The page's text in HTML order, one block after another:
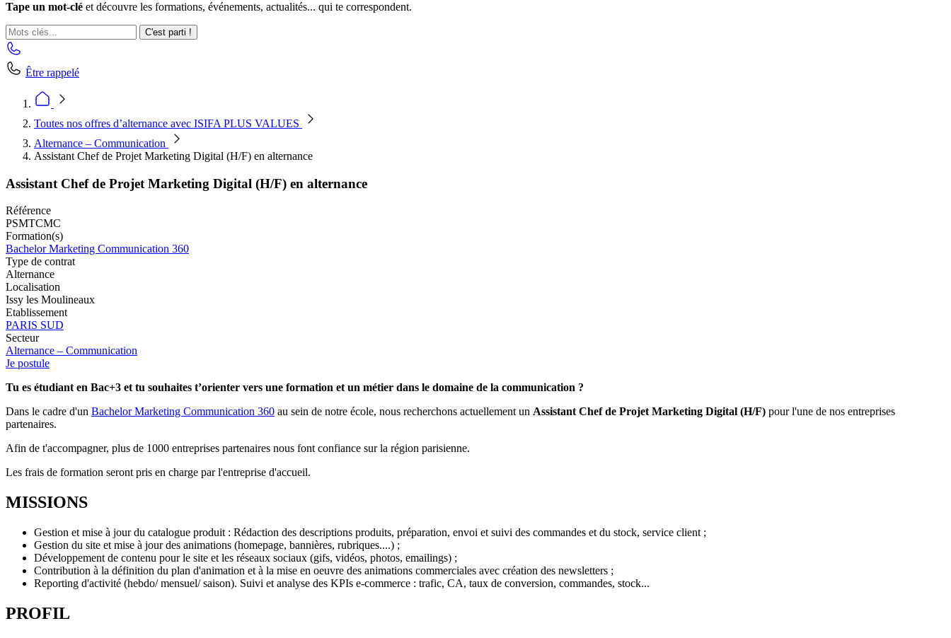
Tape un mot-clé et découvre les formations, événements, actualités... qui te correspondent.
C'est parti !
Être rappelé
Toutes nos offres d’alternance avec ISIFA PLUS VALUES
Alternance – Communication
Assistant Chef de Projet Marketing Digital (H/F) en alternance
Assistant Chef de Projet Marketing Digital (H/F) en alternance
Référence
PSMTCMC
Formation(s)
Bachelor Marketing Communication 360
Type de contrat
Alternance
Localisation
Issy les Moulineaux
Etablissement
PARIS SUD
Secteur
Alternance – Communication
Je postule
Tu es étudiant en Bac+3 et tu souhaites t’orienter vers une formation et un métier dans le domaine de la communication ?
Dans le cadre d'un Bachelor Marketing Communication 360 au sein de notre école, nous recherchons actuellement un Assistant Chef de Projet Marketing Digital (H/F) pour l'une de nos entreprises
partenaires.
Afin de t'accompagner, plus de 1000 entreprises partenaires nous font confiance sur la région parisienne.
Les frais de formation seront pris en charge par l'entreprise d'accueil.
MISSIONS
Gestion et mise à jour du catalogue produit : Rédaction des descriptions produits, préparation, envoi et suivi des commandes et du stock, service client ;
Gestion du site et mise à jour des animations (homepage, bannières, rubriques....) ;
Développement de contenu pour le site et les réseaux sociaux (gifs, vidéos, photos, emailings) ;
Contribution à la définition du plan d'animation et à la mise en oeuvre des animations commerciales avec création des newsletters ;
Reporting d'activité (hebdo/ mensuel/ saison). Suivi et analyse des KPIs e-commerce : trafic, CA, taux de conversion, commandes, stock...
PROFIL